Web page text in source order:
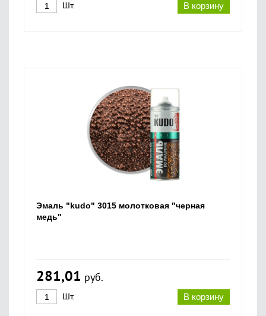
В корзину
Шт.
Эмаль "kudo" 3015 молотковая "черная
медь"
281,01 руб.
В корзину
Шт.